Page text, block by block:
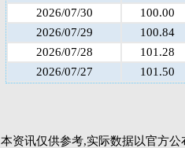
2026/07/30
100.00
2026/07/29
100.84
2026/07/28
101.28
2026/07/27
101.50
本资讯仅供参考,实际数据以官方